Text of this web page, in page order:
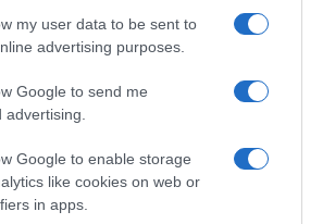
my user data to be sent to
advertising purposes.
Google to send me
Google to enable storage
like cookies on web or
in apps.
ΚΑΙ
ΠΟΥ ΘΑ
ΤΕΧΝΗ”!
2025
spam! Διαβάστε την πολιτική απορρήτου
περισσότερες λεπτομέρειες.